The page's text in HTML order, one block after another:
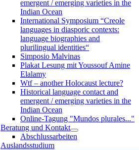
emergent / emerging varieties in the
Indian Ocean
International Symposium “Creole
languages in diasporic contexts:
language biographies and
plurilingual identities“
Simposio Malvinas
Plakat Lesung mit Youssouf Amine
Elalamy
Wtf – another Holocaust lecture?
Historical language contact and
emergent / emerging varieties in the
Indian Ocean
Online-Tagung "Mundos plurales..."
Beratung und Kontakt
Abschlussarbeiten
Auslandsstudium